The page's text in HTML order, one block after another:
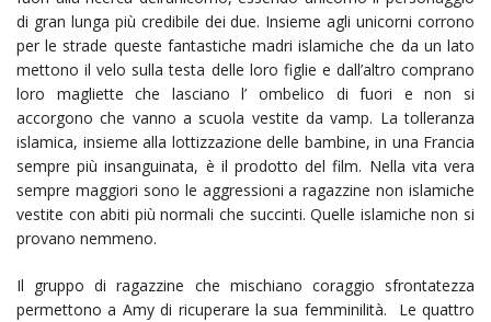
di gran lunga più credibile dei due. Insieme agli unicorni corrono
per le strade queste fantastiche madri islamiche che da un lato
mettono il velo sulla testa delle loro figlie e dall’altro comprano
loro magliette che lasciano l’ ombelico di fuori e non si
accorgono che vanno a scuola vestite da vamp. La tolleranza
islamica, insieme alla lottizzazione delle bambine, in una Francia
sempre più insanguinata, è il prodotto del film. Nella vita vera
sempre maggiori sono le aggressioni a ragazzine non islamiche
vestite con abiti più normali che succinti. Quelle islamiche non si
provano nemmeno.
Il gruppo di ragazzine che mischiano coraggio sfrontatezza
permettono a Amy di ricuperare la sua femminilità. Le quattro